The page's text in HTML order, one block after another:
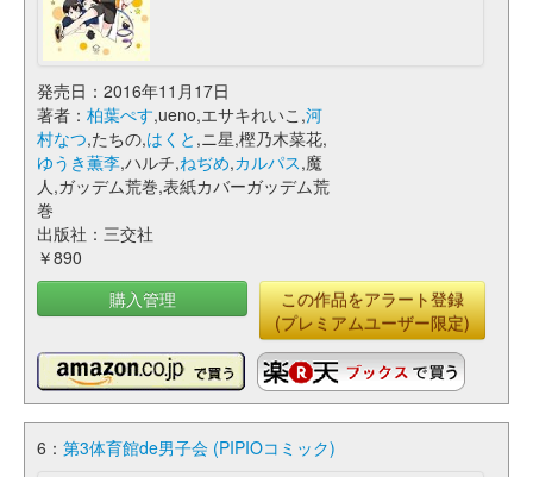
発売日：2016年11月17日
著者： 柏葉ぺす,ueno,エサキれいこ,河
村なつ,たちの,はくと ,ニ星,樫乃木菜花,
ゆうき薫李,ハルチ,ねぢめ,カルパス,魔
人,ガッデム荒巻,表紙カバーガッデム荒
巻
出版社：三交社
￥890
購入管理
この作品をアラート登録
(プレミアムユーザー限定)
6： 第3体育館de男子会 (PIPIOコミック)